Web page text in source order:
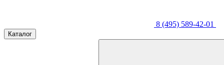
8 (495) 589-42-01
Каталог